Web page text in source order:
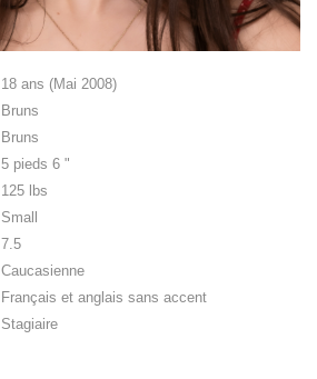
18 ans (Mai 2008)
Bruns
Bruns
5 pieds 6 "
125 lbs
Small
7.5
Caucasienne
Français et anglais sans accent
Stagiaire